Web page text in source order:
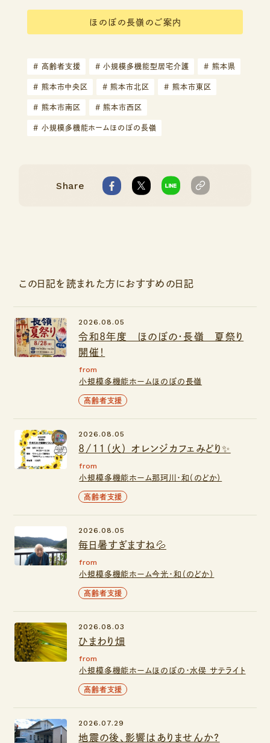
ほのぼの長嶺のご案内
# 高齢者支援 # 小規模多機能型居宅介護 # 熊本県
# 熊本市中央区 # 熊本市北区 # 熊本市東区
# 熊本市南区 # 熊本市西区
# 小規模多機能ホームほのぼの長嶺
Share
この日記を読まれた方におすすめの日記
令和8年度 ほのぼの・長嶺 夏祭り
開催！
2026.08.05
from
小規模多機能ホームほのぼの長嶺
高齢者支援
8/11（火） オレンジカフェみどり✨
2026.08.05
from
小規模多機能ホーム那珂川・和（のどか）
高齢者支援
毎日暑すぎますね💦
2026.08.05
from
小規模多機能ホーム今光・和（のどか）
高齢者支援
ひまわり畑
2026.08.03
from
小規模多機能ホームほのぼの・水俣 サテライト
高齢者支援
地震の後、影響はありませんか？
2026.07.29